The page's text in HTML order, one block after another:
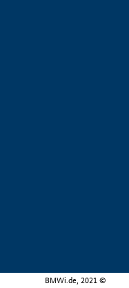
BMWi.de, 2021 ©